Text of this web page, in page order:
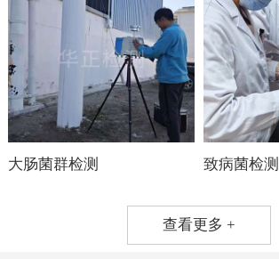
大肠菌群检测 致病菌检测
查看更多 +